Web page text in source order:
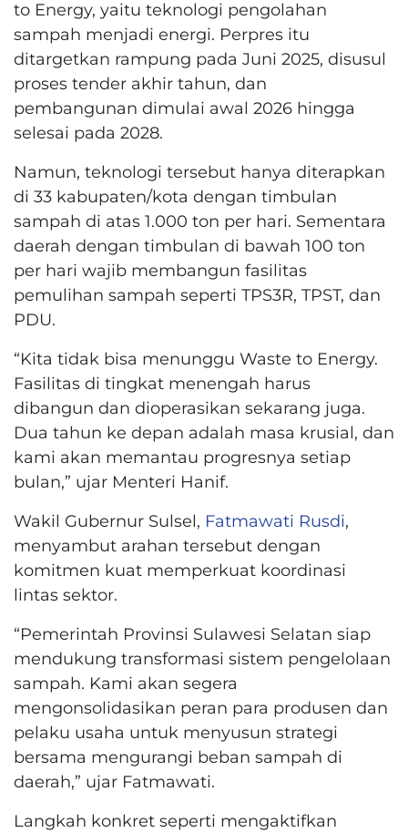
to Energy, yaitu teknologi pengolahan
sampah menjadi energi. Perpres itu
ditargetkan rampung pada Juni 2025, disusul
proses tender akhir tahun, dan
pembangunan dimulai awal 2026 hingga
selesai pada 2028.
Namun, teknologi tersebut hanya diterapkan
di 33 kabupaten/kota dengan timbulan
sampah di atas 1.000 ton per hari. Sementara
daerah dengan timbulan di bawah 100 ton
per hari wajib membangun fasilitas
pemulihan sampah seperti TPS3R, TPST, dan
PDU.
“Kita tidak bisa menunggu Waste to Energy.
Fasilitas di tingkat menengah harus
dibangun dan dioperasikan sekarang juga.
Dua tahun ke depan adalah masa krusial, dan
kami akan memantau progresnya setiap
bulan,” ujar Menteri Hanif.
Wakil Gubernur Sulsel, Fatmawati Rusdi,
menyambut arahan tersebut dengan
komitmen kuat memperkuat koordinasi
lintas sektor.
“Pemerintah Provinsi Sulawesi Selatan siap
mendukung transformasi sistem pengelolaan
sampah. Kami akan segera
mengonsolidasikan peran para produsen dan
pelaku usaha untuk menyusun strategi
bersama mengurangi beban sampah di
daerah,” ujar Fatmawati.
Langkah konkret seperti mengaktifkan